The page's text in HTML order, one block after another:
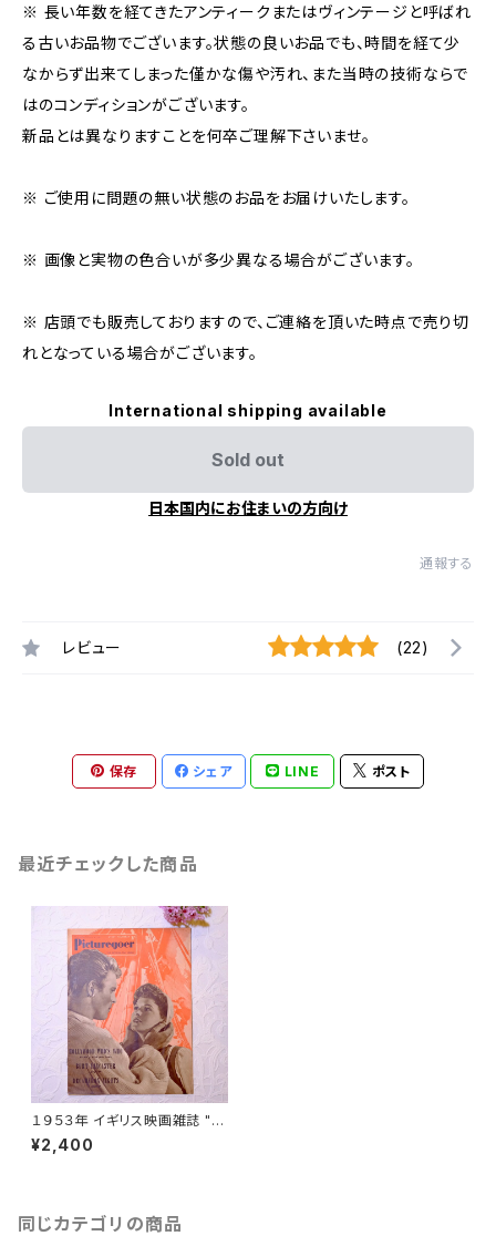
※ 長い年数を経てきたアンティークまたはヴィンテージと呼ばれ
る古いお品物でございます。状態の良いお品でも、時間を経て少
なからず出来てしまった僅かな傷や汚れ、また当時の技術ならで
はのコンディションがございます。
新品とは異なりますことを何卒ご理解下さいませ。
※ ご使用に問題の無い状態のお品をお届けいたします。
※ 画像と実物の色合いが多少異なる場合がございます。
※ 店頭でも販売しておりますので、ご連絡を頂いた時点で売り切
れとなっている場合がございます。
International shipping available
Sold out
日本国内にお住まいの方向け
通報する
レビュー (22)
保存 シェア LINE ポスト
最近チェックした商品
１９５３年 イギリス映画雑誌 " P
icturegoer " ２月１４日号 [OV
-10]
¥2,400
同じカテゴリの商品